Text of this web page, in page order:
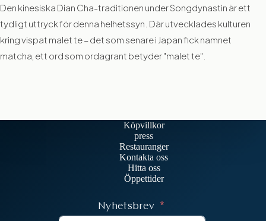
Den kinesiska Dian Cha-traditionen under Songdynastin är ett
tydligt uttryck för denna helhetssyn. Där utvecklades kulturen
kring vispat malet te – det som senare i Japan fick namnet
matcha, ett ord som ordagrant betyder "malet te".
Köpvillkor
press
Restauranger
Kontakta oss
Hitta oss
Öppettider
Nyhetsbrev